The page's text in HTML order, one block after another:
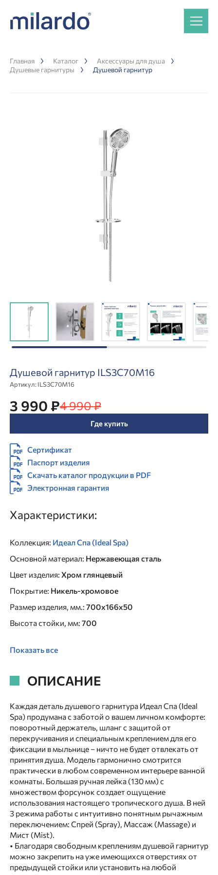
Главная Каталог
Аксессуары для душа
Душевые гарнитуры
Душевой гарнитур
Душевой гарнитур ILS3C70M16
Артикул:ILS3C70M16
3 990 ₽4 990 ₽
Где купить
Сертификат
Паспорт изделия
Скачать каталог продукции в PDF
Электронная гарантия
Характеристики:
Коллекция: Идеал Спа (Ideal Spa)
Основной материал: Нержавеющая сталь
Цвет изделия: Хром глянцевый
Покрытие: Никель-хромовое
Размер изделия, мм.: 700x166x50
Высота стойки, мм: 700
Показать все
ОПИСАНИЕ
Каждая деталь душевого гарнитура Идеал Спа (Ideal
Spa) продумана с заботой о вашем личном комфорте:
поворотный держатель, шланг с защитой от
перекручивания и специальным креплением для его
фиксации в мыльнице – ничто не будет отвлекать от
принятия душа. Модель гармонично смотрится
практически в любом современном интерьере ванной
комнаты. Большая ручная лейка (130 мм) с
множеством форсунок создает ощущение
использования настоящего тропического душа. В ней
3 режима работы с интуитивно понятным рычажным
переключением: Спрей (Spray), Массаж (Massage) и
Мист (Mist).
• Благодаря свободным креплениям душевой гарнитур
можно закрепить на уже имеющихся отверстиях от
предыдущей стойки или установить на любой